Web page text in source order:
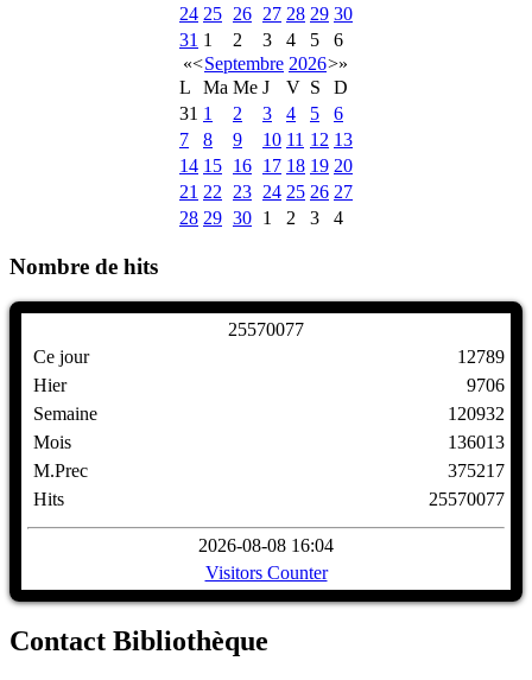
24 25 26 27 28 29 30
31 1 2 3 4 5
6
«<Septembre 2026>»
L
Ma Me J V S
D
31 1 2 3 4 5
6
7
8 9 10 11 12 13
14 15 16 17 18 19 20
21 22 23 24 25 26 27
28 29 30 1 2 3 4
Nombre de hits
25570077
Ce jour
Hier
Semaine
Mois
M.Prec
Hits
12789
9706
120932
136013
375217
25570077
2026-08-08 16:04
Visitors Counter
Contact Bibliothèque